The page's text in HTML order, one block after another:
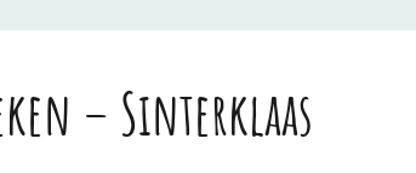
– Sinterklaas